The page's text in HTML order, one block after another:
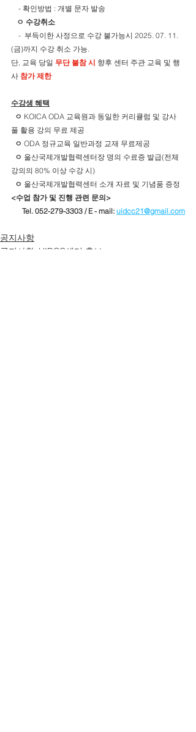
- 확인방법 : 개별 문자 발송
ㅇ 수강취소
-  부득이한 사정으로 수강 불가능시 2025. 07. 11.
(금)까지 수강 취소 가능.
단, 교육 당일 무단 불참 시 향후 센터 주관 교육 및 행
사 참가 제한
수강생 혜택
ㅇ KOICA ODA 교육원과 동일한 커리큘럼 및 강사
풀 활용 강의 무료 제공
ㅇ ODA 정규교육 일반과정 교재 무료제공
ㅇ 울산국제개발협력센터장 명의 수료증 발급(전체
강의의 80% 이상 수강 시)
ㅇ 울산국제개발협력센터 소개 자료 및 기념품 증정
<수업 참가 및 진행 관련 문의>
      Tel. 052-279-3303 / E - mail:
uidcc21@gmail.com
공지사항
공지사항_UIDCC센터 홍보